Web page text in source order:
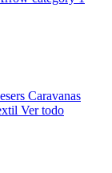
Caravanas
Ver todo